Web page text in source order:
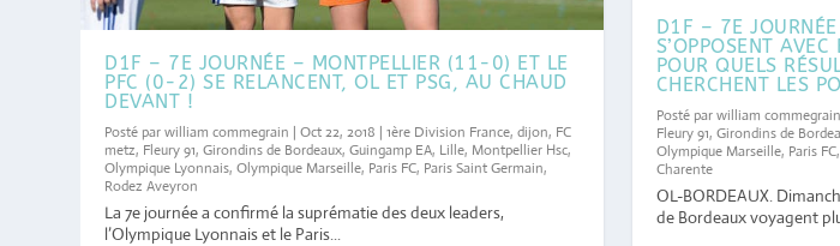
D1F – 7E JOURNÉE – MONTPELLIER (11-0) ET LE
PFC (0-2) SE RELANCENT, OL ET PSG, AU CHAUD
DEVANT !
Posté parwilliam commegrain |Oct 22, 2018 |1ère Division France,dijon, FC
metz, Fleury 91,Girondins de Bordeaux,Guingamp EA, Lille, Montpellier Hsc,
Olympique Lyonnais,Olympique Marseille, Paris FC, Paris Saint Germain,
Rodez Aveyron
La 7e journée a confirmé la suprématie des deux leaders,
l’Olympique Lyonnais et le Paris...
D1F – 7E
S’OPPOSENT
POUR QUELS
CHERCHENT LES
Posté parwilliam commegrain
Fleury 91, Girondins de
Olympique Marseille, Paris FC,
Charente
OL-BORDEAUX.
de Bordeaux voyagent